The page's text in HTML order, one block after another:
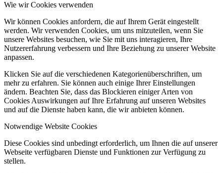
Wie wir Cookies verwenden
Wir können Cookies anfordern, die auf Ihrem Gerät eingestellt
werden. Wir verwenden Cookies, um uns mitzuteilen, wenn Sie
unsere Websites besuchen, wie Sie mit uns interagieren, Ihre
Nutzererfahrung verbessern und Ihre Beziehung zu unserer Website
anpassen.
Klicken Sie auf die verschiedenen Kategorienüberschriften, um
mehr zu erfahren. Sie können auch einige Ihrer Einstellungen
ändern. Beachten Sie, dass das Blockieren einiger Arten von
Cookies Auswirkungen auf Ihre Erfahrung auf unseren Websites
und auf die Dienste haben kann, die wir anbieten können.
Notwendige Website Cookies
Diese Cookies sind unbedingt erforderlich, um Ihnen die auf unserer
Webseite verfügbaren Dienste und Funktionen zur Verfügung zu
stellen.